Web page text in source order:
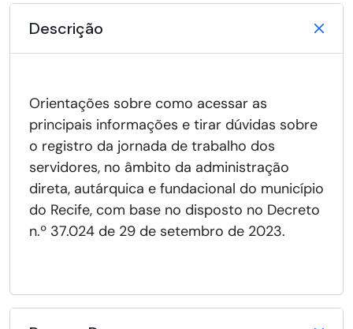
Descrição
Orientações sobre como acessar as
principais informações e tirar dúvidas sobre
o registro da jornada de trabalho dos
servidores, no âmbito da administração
direta, autárquica e fundacional do município
do Recife, com base no disposto no Decreto
n.º 37.024 de 29 de setembro de 2023.